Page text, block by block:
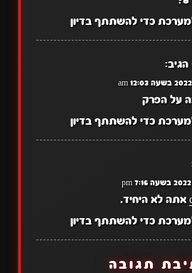
כדי להשתתף בדיון
הגיב:
על הפרק
כדי להשתתף בדיון
אתה לא היחיד.
כדי להשתתף בדיון
תגובה